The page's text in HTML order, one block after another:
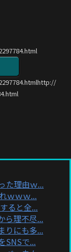
た理由ｗ...
ｗｗｗ...
ると全...
ら理不尽...
りにも多...
SNSで...